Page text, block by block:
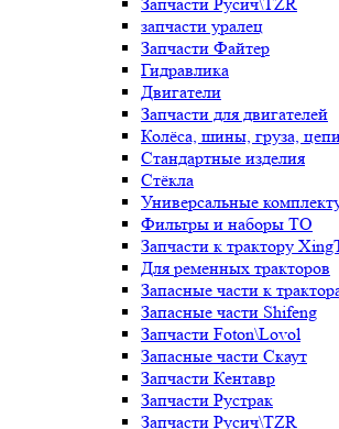
запчасти уралец
Запчасти Файтер
Гидравлика
Двигатели
Запчасти для двигателей
Колёса, шины, груза,
Стандартные изделия
Стёкла
Универсальные
Фильтры и наборы ТО
Запчасти к трактору
Для ременных тракторов
Запасные части к
Запасные части Shifeng
Запчасти Foton\Lovol
Запасные части Скаут
Запчасти Кентавр
Запчасти Рустрак
Запчасти Русич\TZR